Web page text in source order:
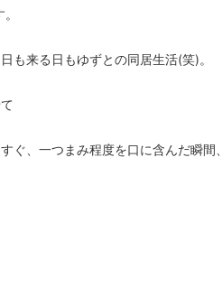
も来る日もゆずとの同居生活(笑)。
ぐ、一つまみ程度を口に含んだ瞬間、